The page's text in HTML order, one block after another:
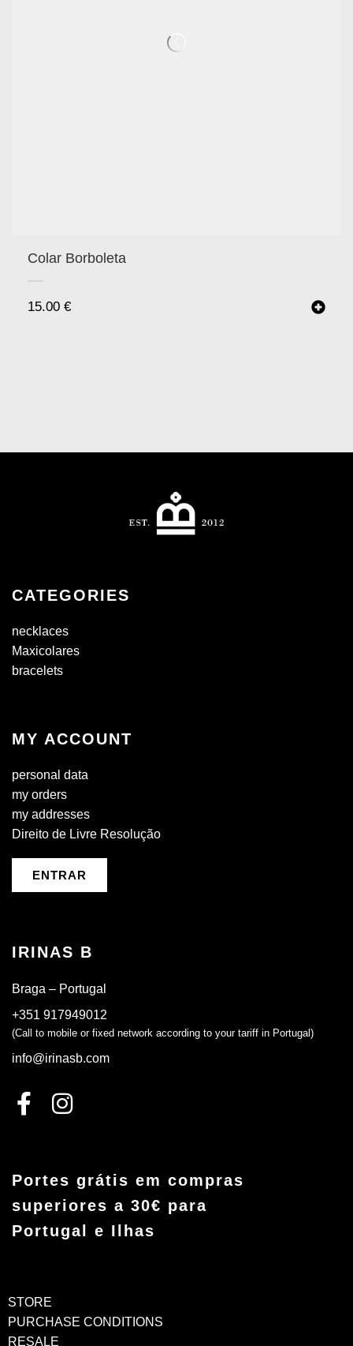
Colar Borboleta
15.00 €
CATEGORIES
necklaces
Maxicolares
bracelets
MY ACCOUNT
personal data
my orders
my addresses
Direito de Livre Resolução
ENTRAR
IRINAS B
Braga – Portugal
+351 917949012
(Call to mobile or fixed network according to your tariff in Portugal)
info@irinasb.com
Portes grátis em compras
superiores a 30€ para
Portugal e Ilhas
STORE
PURCHASE CONDITIONS
RESALE